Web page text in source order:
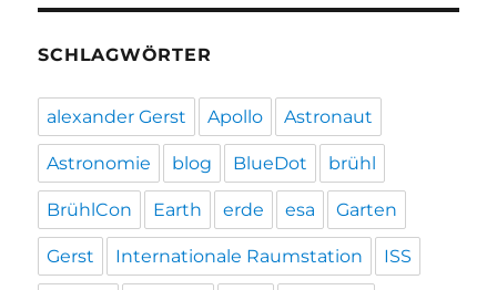
SCHLAGWÖRTER
alexander Gerst Apollo Astronaut
Astronomie blog BlueDot brühl
BrühlCon Earth erde esa Garten
Gerst Internationale Raumstation ISS